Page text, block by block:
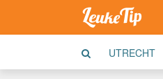
UTRECHT